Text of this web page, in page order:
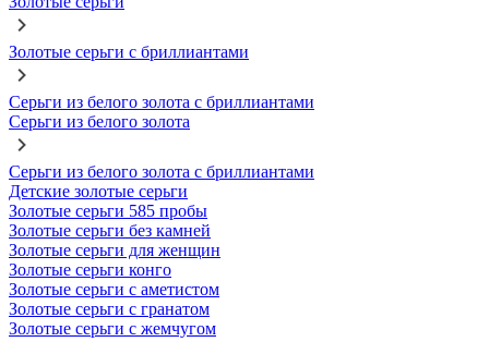
Золотые серьги с бриллиантами
Серьги из белого золота с бриллиантами
Серьги из белого золота
Серьги из белого золота с бриллиантами
Детские золотые серьги
Золотые серьги 585 пробы
Золотые серьги без камней
Золотые серьги для женщин
Золотые серьги конго
Золотые серьги с аметистом
Золотые серьги с гранатом
Золотые серьги с жемчугом